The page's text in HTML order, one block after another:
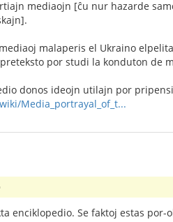
mediaojn [ĉu nur hazarde
malaperis el Ukraino
por studi la konduton de
donos ideojn utilajn por
Media_portrayal_of_t...
enciklopedio. Se faktoj estas